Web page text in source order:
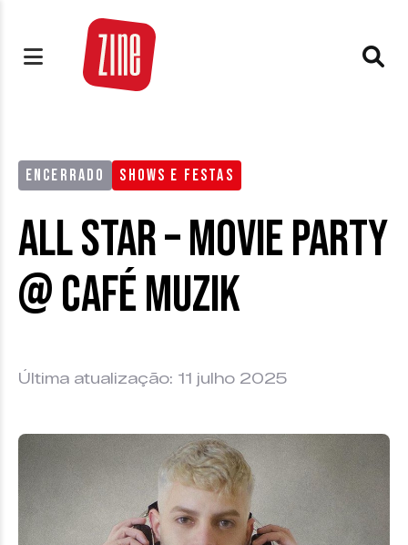
ENCERRADO SHOWS E FESTAS
All Star – Movie Party
@ Café Muzik
Última atualização: 11 julho 2025